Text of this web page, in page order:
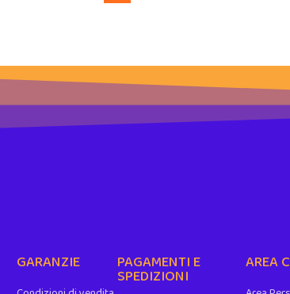
GARANZIE PAGAMENTI E
SPEDIZIONI
AREA